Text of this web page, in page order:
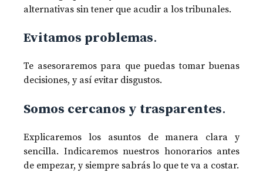
alternativas sin tener que acudir a los tribunales.
Evitamos problemas.
Te asesoraremos para que puedas tomar buenas
decisiones, y así evitar disgustos.
Somos cercanos y trasparentes.
Explicaremos los asuntos de manera clara y
sencilla. Indicaremos nuestros honorarios antes
de empezar, y siempre sabrás lo que te va a costar.